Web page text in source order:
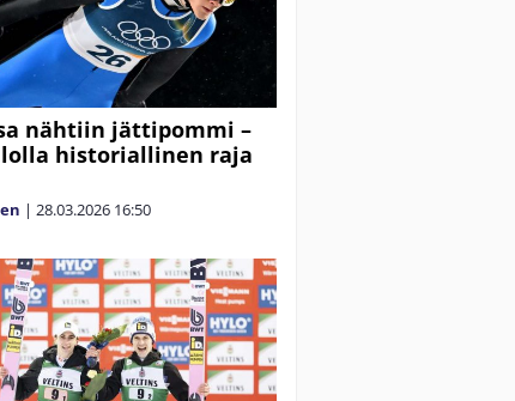
nähtiin jättipommi –
historiallinen raja
| 28.03.2026 16:50